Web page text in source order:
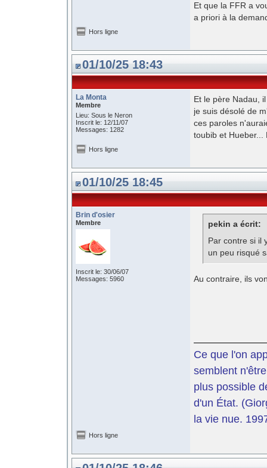
Et que la FFR a
a priori à la
Hors ligne
01/10/25 18:43
La Monta
Membre
Lieu: Sous le Neron
Inscrit le: 12/11/07
Messages: 1282
Et le père Nadau,
je suis désolé de
ces paroles
toubib et Hueber...
Hors ligne
01/10/25 18:45
Brin d'osier
Membre
Inscrit le: 30/06/07
Messages: 5960
pekin a écrit:
Par contre si il
un peu risqué
Au contraire, ils
Ce que l'on
semblent
plus possible
d'un État.
la vie nue.
Hors ligne